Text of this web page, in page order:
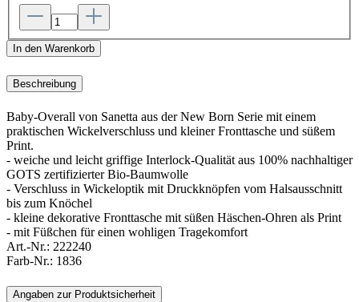
In den Warenkorb
Beschreibung
Baby-Overall von Sanetta aus der New Born Serie mit einem
praktischen Wickelverschluss und kleiner Fronttasche und süßem
Print.
- weiche und leicht griffige Interlock-Qualität aus 100% nachhaltiger
GOTS zertifizierter Bio-Baumwolle
- Verschluss in Wickeloptik mit Druckknöpfen vom Halsausschnitt
bis zum Knöchel
- kleine dekorative Fronttasche mit süßen Häschen-Ohren als Print
- mit Füßchen für einen wohligen Tragekomfort
Art.-Nr.: 222240
Farb-Nr.: 1836
Angaben zur Produktsicherheit